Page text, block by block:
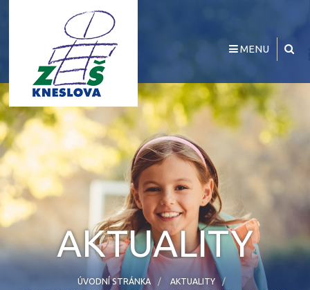
MENU
AKTUALITY
ÚVODNÍ STRÁNKA
AKTUALITY